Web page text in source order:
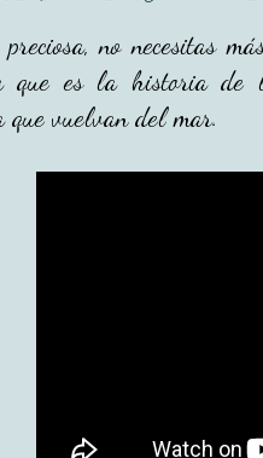
preciosa, no necesitas
que es la historia de
que vuelvan del mar.